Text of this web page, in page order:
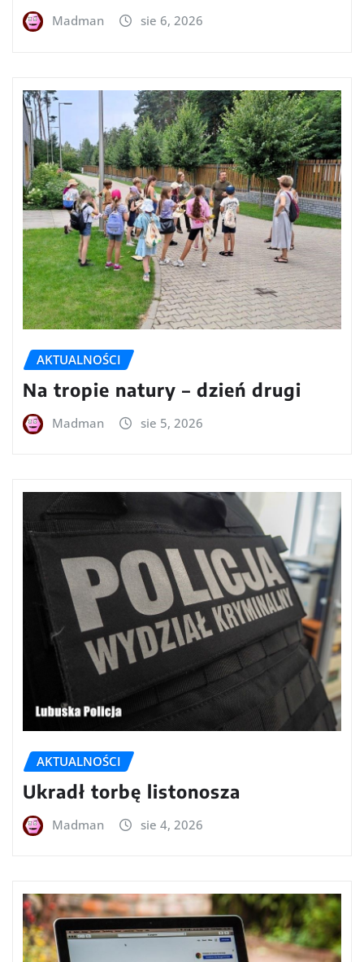
Madman sie 6, 2026
AKTUALNOŚCI
Na tropie natury – dzień drugi
Madman sie 5, 2026
AKTUALNOŚCI
Ukradł torbę listonosza
Madman sie 4, 2026